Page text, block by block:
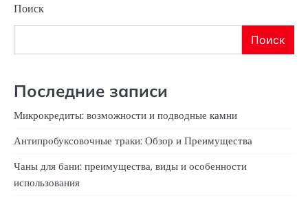
Поиск
Поиск
Последние записи
Микрокредиты: возможности и подводные камни
Антипробуксовочные траки: Обзор и Преимущества
Чаны для бани: преимущества, виды и особенности
использования